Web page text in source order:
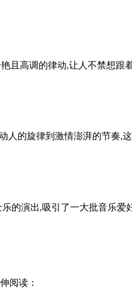
且高调的律动,让人不禁想跟
的旋律到激情澎湃的节奏,
的演出,吸引了一大批音乐爱
阅读：